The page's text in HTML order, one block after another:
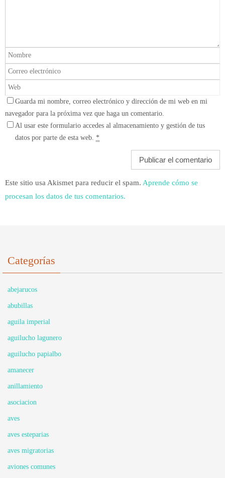
Guarda mi nombre, correo electrónico y dirección de mi web en mi
navegador para la próxima vez que haga un comentario.
Al usar este formulario accedes al almacenamiento y gestión de tus
datos por parte de esta web. *
Este sitio usa Akismet para reducir el spam. Aprende cómo se
procesan los datos de tus comentarios.
Categorías
abejarucos
abubillas
aguila imperial
aguilucho lagunero
aguilucho papialbo
amanecer
anillamiento
asociacion
aves
aves esteparias
aves migratorias
aviones comunes